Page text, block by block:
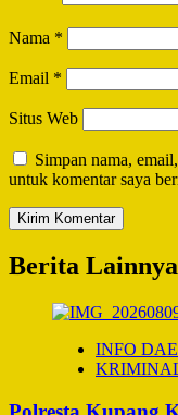
Nama *
Email *
Situs Web
Simpan nama,
untuk komentar saya
Berita Lainnya
INFO